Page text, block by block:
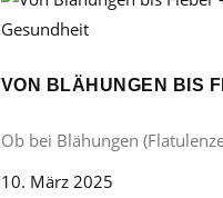
Gesundheit
VON BLÄHUNGEN BIS
Ob bei Blähungen
10. März 2025